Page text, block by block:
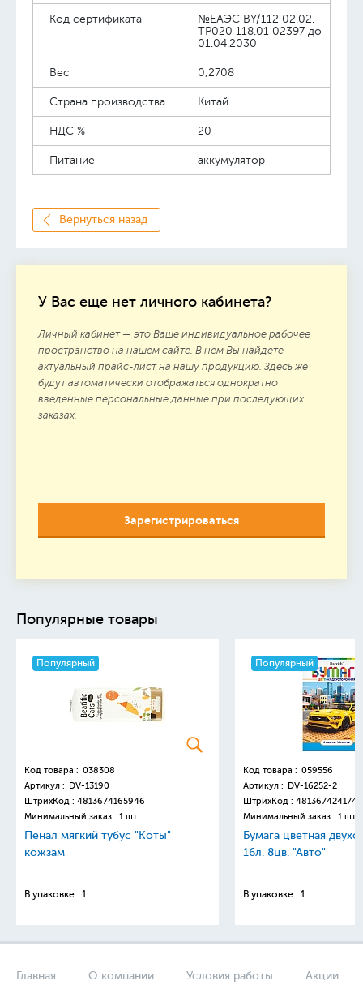
У Вас еще нет личного кабинета?
Личный кабинет — это Ваше индивидуальное рабочее
пространство на нашем сайте. В нем Вы найдете
актуальный прайс-лист на нашу продукцию. Здесь же
будут автоматически отображаться однократно
введенные персональные данные при последующих
заказах.
Зарегистрироваться
Код сертификата
№ЕАЭС BY/112 02.02.
TP020 118.01 02397 до
01.04.2030
Вес 0,2708
Страна производства Китай
НДС % 20
Питание аккумулятор
Вернуться назад
Популярные товары
Популярный
Код товара : 038308
Артикул : DV-13190
ШтрихКод : 4813674165946
Минимальный заказ : 1 шт
Пенал мягкий тубус "Коты"
кожзам
В упаковке : 1
Популярный
Код товара : 059556
Артикул : DV-16252-2
ШтрихКод : 4813674241749
Минимальный заказ : 1 шт
Бумага цветная
16л. 8цв. "Авто"
В упаковке : 1
Главная О компании Условия работы Акции